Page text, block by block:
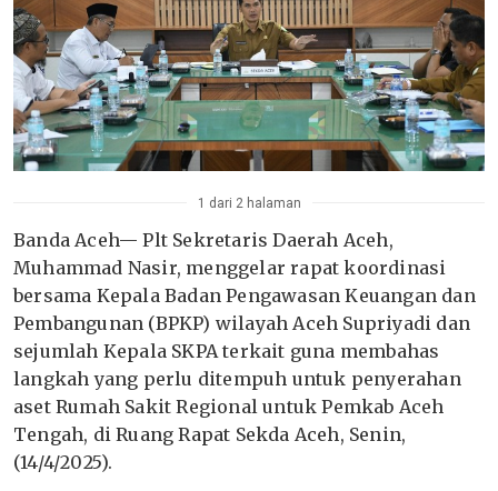
1 dari 2 halaman
Banda Aceh— Plt Sekretaris Daerah Aceh,
Muhammad Nasir, menggelar rapat koordinasi
bersama Kepala Badan Pengawasan Keuangan dan
Pembangunan (BPKP) wilayah Aceh Supriyadi dan
sejumlah Kepala SKPA terkait guna membahas
langkah yang perlu ditempuh untuk penyerahan
aset Rumah Sakit Regional untuk Pemkab Aceh
Tengah, di Ruang Rapat Sekda Aceh, Senin,
(14/4/2025).